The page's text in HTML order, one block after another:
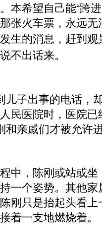
本希望自己能“跨
张火车票，永远
生的消息，赶到
不出话来。
子出事的电话，
民医院时，医院
和亲戚们才被允许
，陈刚或站或坐
一个姿势。其他
刚只是抬起头看
着一支地燃烧着。